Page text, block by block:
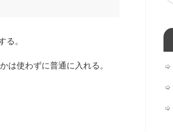
。
使わずに普通に入れる。